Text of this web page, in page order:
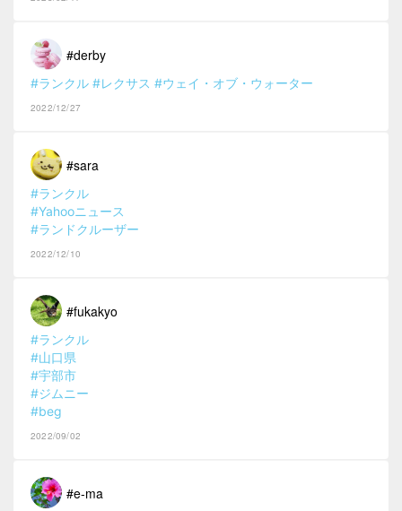
#derby
#ランクル #レクサス #ウェイ・オブ・ウォーター
2022/12/27
#sara
#ランクル
#Yahooニュース
#ランドクルーザー
2022/12/10
#fukakyo
#ランクル
#山口県
#宇部市
#ジムニー
#beg
2022/09/02
#e-ma